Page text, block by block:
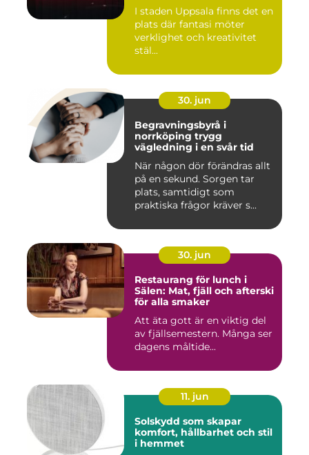
I staden Uppsala finns det en
plats där fantasi möter
verklighet och kreativitet
stäl...
30. jun
Begravningsbyrå i
norrköping trygg
vägledning i en svår tid
När någon dör förändras allt
på en sekund. Sorgen tar
plats, samtidigt som
praktiska frågor kräver s...
30. jun
Restaurang för lunch i
Sälen: Mat, fjäll och afterski
för alla smaker
Att äta gott är en viktig del
av fjällsemestern. Många ser
dagens måltide...
11. jun
Solskydd som skapar
komfort, hållbarhet och stil
i hemmet